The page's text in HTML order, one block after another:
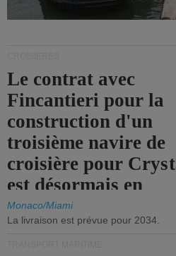
Le contrat avec
Fincantieri pour la
construction d'un
troisième navire de
croisière pour
est désormais en
vigueur.
Monaco/Miami
La livraison est prévue pour 2034.